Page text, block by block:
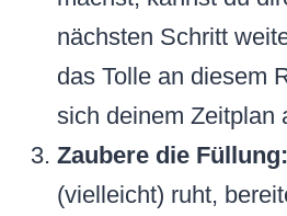
nächsten Schritt
das Tolle an diesem
sich deinem Zeitplan
Zaubere die Füllung:
(vielleicht) ruht,